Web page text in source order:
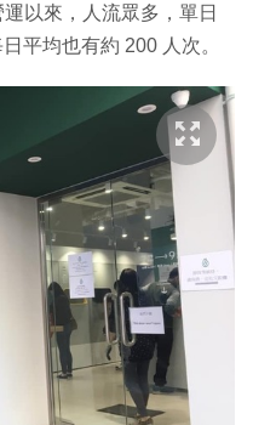
以來，人流眾多，單日
平均也有約 200 人次。